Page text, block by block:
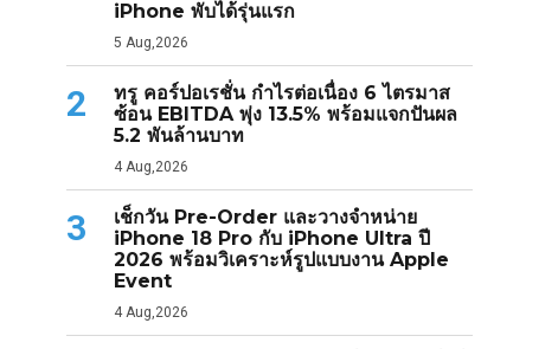
iPhone พับได้รุ่นแรก
5 Aug,2026
2
ทรู คอร์ปอเรชั่น กำไรต่อเนื่อง 6 ไตรมาส
ซ้อน EBITDA พุ่ง 13.5% พร้อมแจกปันผล
5.2 พันล้านบาท
4 Aug,2026
3
เช็กวัน Pre-Order และวางจำหน่าย
iPhone 18 Pro กับ iPhone Ultra ปี
2026 พร้อมวิเคราะห์รูปแบบงาน Apple
Event
4 Aug,2026